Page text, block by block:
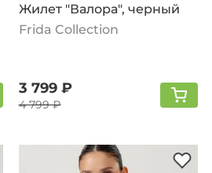
Жилет "Валора", черный
Frida Collection
3 799 ₽
4 799 ₽